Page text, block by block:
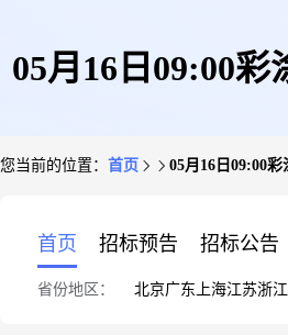
05月16日09:00彩
您当前的位置： 首页 05月16日09:00
首页 招标预告 招标公告
省份地区： 北京广东 上海江苏浙江